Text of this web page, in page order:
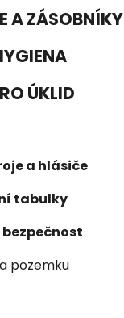
A ZÁSOBNÍKY
ÚKLID
a hlásiče
tabulky
pozemku